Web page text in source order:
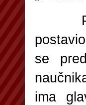
Posle
se
ima